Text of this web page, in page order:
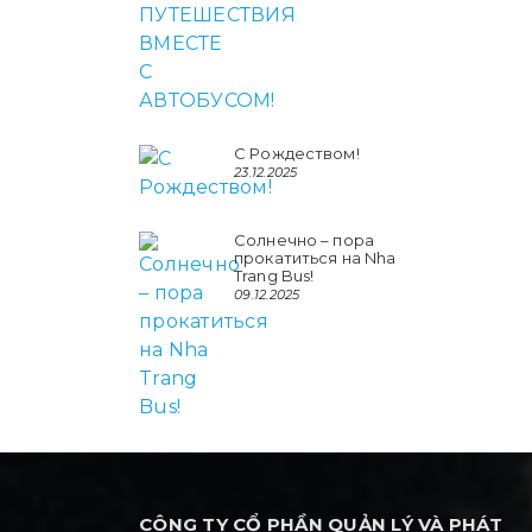
С Рождеством!
23.12.2025
Солнечно – пора
прокатиться на Nha
Trang Bus!
09.12.2025
CÔNG TY CỔ PHẦN QUẢN LÝ VÀ PHÁT